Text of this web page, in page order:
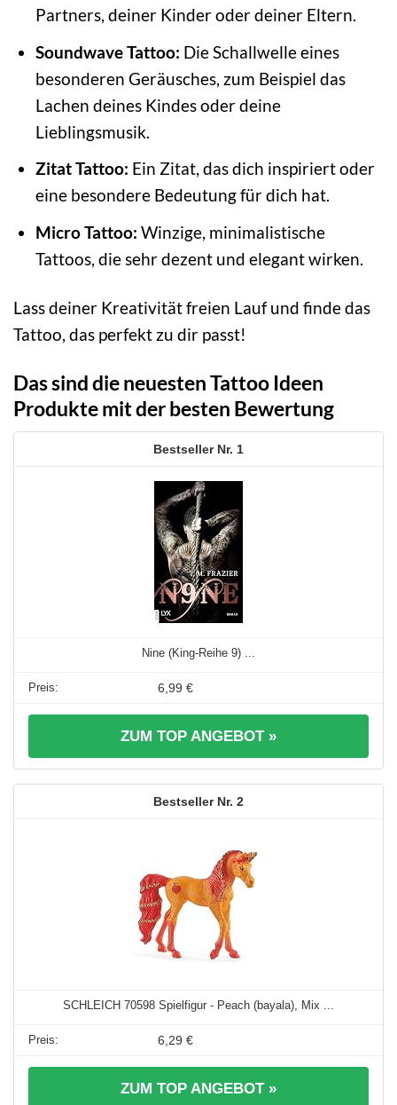
Partners, deiner Kinder oder deiner Eltern.
Soundwave Tattoo: Die Schallwelle eines
besonderen Geräusches, zum Beispiel das
Lachen deines Kindes oder deine
Lieblingsmusik.
Zitat Tattoo: Ein Zitat, das dich inspiriert oder
eine besondere Bedeutung für dich hat.
Micro Tattoo: Winzige, minimalistische
Tattoos, die sehr dezent und elegant wirken.
Lass deiner Kreativität freien Lauf und finde das
Tattoo, das perfekt zu dir passt!
Das sind die neuesten Tattoo Ideen
Produkte mit der besten Bewertung
1
Nine (King-Reihe 9) ...
6,99 €
ZUM TOP ANGEBOT »
2
SCHLEICH 70598 Spielfigur - Peach (bayala), Mix ...
6,29 €
ZUM TOP ANGEBOT »